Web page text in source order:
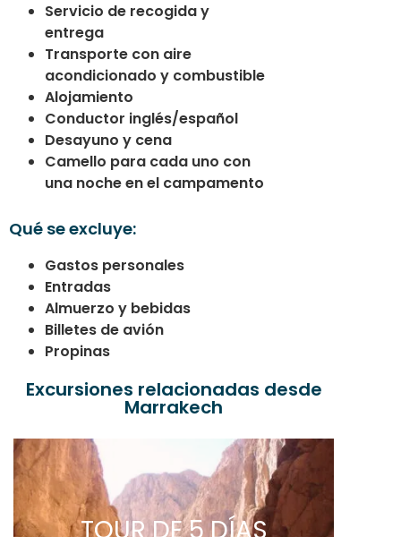
Servicio de recogida y
entrega
Transporte con aire
acondicionado y combustible
Alojamiento
Conductor inglés/español
Desayuno y cena
Camello para cada uno con
una noche en el campamento
Qué se excluye:
Gastos personales
Entradas
Almuerzo y bebidas
Billetes de avión
Propinas
Excursiones relacionadas desde
Marrakech
TOUR DE 5 DÍAS